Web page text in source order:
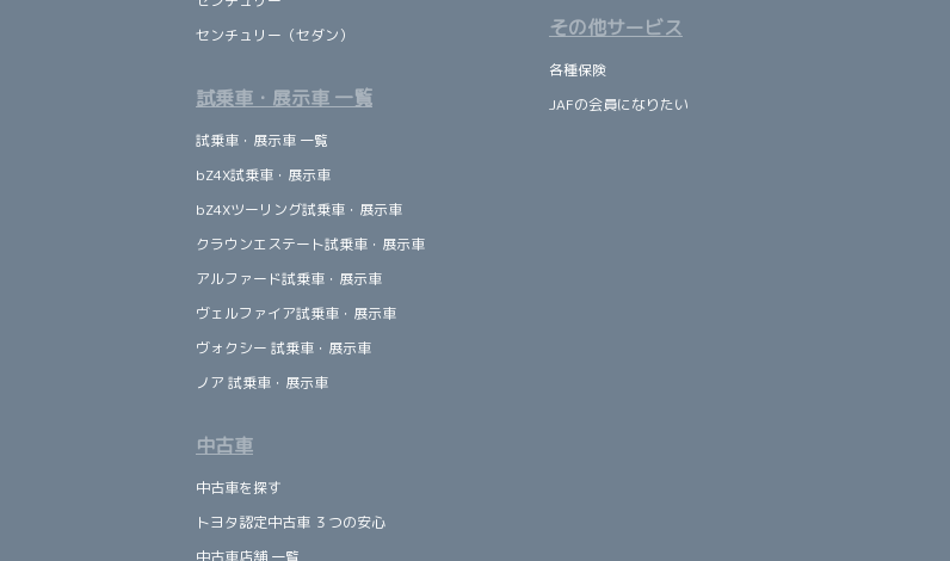
センチュリー（セダン）
試乗車・展示車 一覧
試乗車・展示車 一覧
bZ4X試乗車・展示車
bZ4Xツーリング試乗車・展示車
クラウンエステート試乗車・展示車
アルファード試乗車・展示車
ヴェルファイア試乗車・展示車
ヴォクシー 試乗車・展示車
ノア 試乗車・展示車
中古車
中古車を探す
トヨタ認定中古車 ３つの安心
中古車店舗 一覧
その他サービス
各種保険
JAFの会員になりたい